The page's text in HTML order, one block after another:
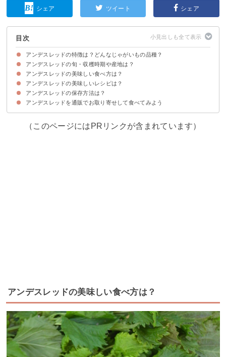
シェア ツイート シェア
目次
アンデスレッドの特徴は？どんなじゃがいもの品種？
アンデスレッドは赤い皮が特徴のじゃがいも
アンデスレッドの味わい・食感
アンデスレッドの値段・価格
アンデスレッドの旬・収穫時期や産地は？
アンデスレッドの産地
アンデスレッドの旬・収穫時期は6月〜7月・11月～12月初旬ごろ
アンデスレッドの美味しい食べ方は？
アンデスレッドは皮ごと食べられる
アンデスレッドに向いている調理法・料理
アンデスレッドの美味しいレシピは？
①アンデスレッドのポテトサラダ
②アンデスレッドのじゃがバター
③簡単ベイクドアンデスレッド
アンデスレッドの保存方法は？
アンデスレッドを通販でお取り寄せして食べてみよう
（このページにはPRリンクが含まれています）
アンデスレッドの美味しい食べ方は？